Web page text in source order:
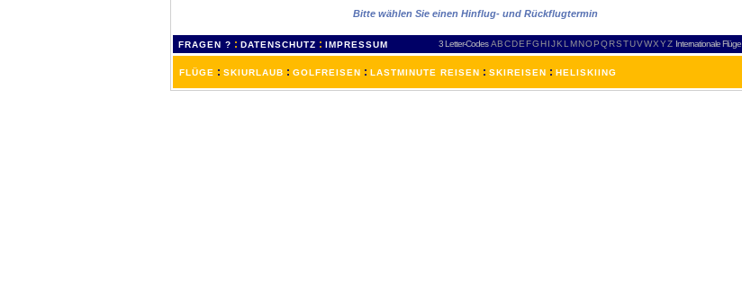
Bitte wählen Sie einen Hinflug- und Rückflugtermin
FRAGEN ? : DATENSCHUTZ : IMPRESSUM 3 Letter-Codes ABCDEFGH IJKL MNOPQRSTUVWXYZ Internationale Flüge
FLÜGE : SKIURLAUB : GOLFREISEN : LASTMINUTE REISEN : SKIREISEN : HELISKIING